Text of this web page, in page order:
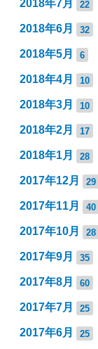
2018年7月 22
2018年6月 32
2018年5月 6
2018年4月 10
2018年3月 10
2018年2月 17
2018年1月 28
2017年12月 29
2017年11月 40
2017年10月 28
2017年9月 35
2017年8月 60
2017年7月 25
2017年6月 25